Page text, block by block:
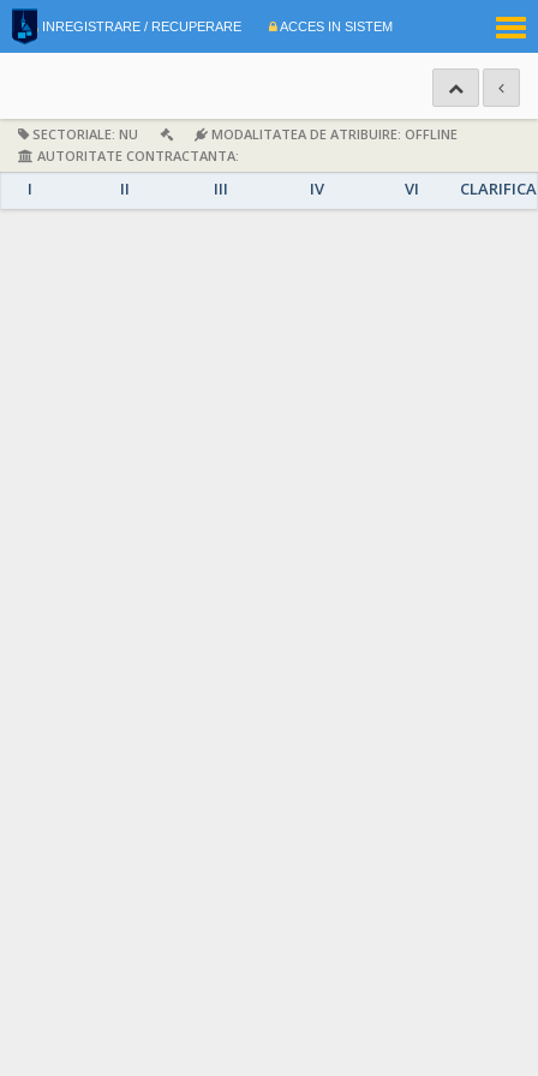
INREGISTRARE / RECUPERARE ACCES IN SISTEM
SECTORIALE: NU
MODALITATEA DE ATRIBUIRE: OFFLINE
AUTORITATE CONTRACTANTA:
I II III IV VI